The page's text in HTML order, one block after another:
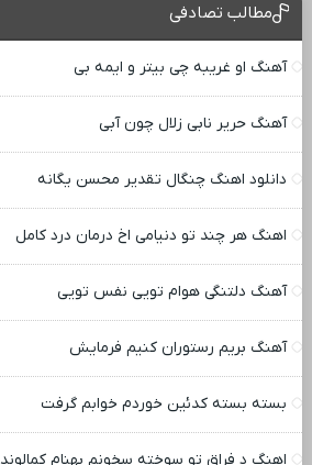
مطالب تصادفی
آهنگ او غریبه چی بیتر و ایمه بی
آهنگ حریر نابی زلال چون آبی
دانلود اهنگ چنگال تقدیر محسن یگانه
اهنگ هر چند تو دنیامی اخ درمان درد کامل
آهنگ دلتنگی هوام تویی نفس تویی
آهنگ بریم رستوران کنیم فرمایش
بسته بسته کدئین خوردم خوابم گرفت
اهنگ د فراق تو سوخته سخونم بهنام کمالوند